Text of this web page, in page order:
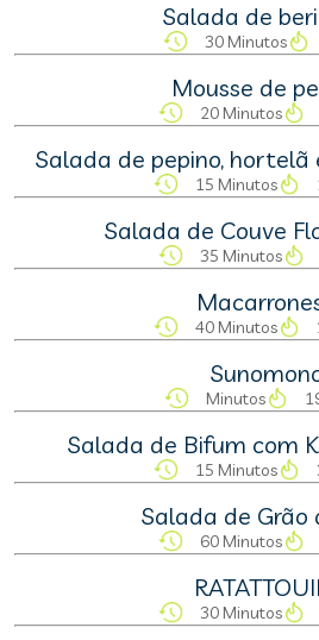
Salada de
30 Minutos
Mousse de
20 Minutos
Salada de pepino,
15 Minutos
Salada de Couve
35 Minutos
40 Minutos
Minutos
Salada de Bifum com
15 Minutos
Salada de Grão
60 Minutos
30 Minutos